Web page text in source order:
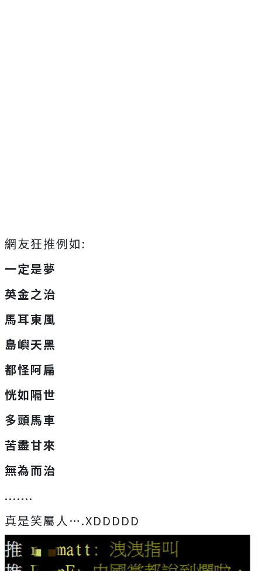
網友狂推例如:
一定是夢
英金之治
馬耳東風
島嶼天黑
都怪阿扁
恍如隔世
多頭馬車
苦盡甘來
無為而治
.......
真是笑屬人….XDDDDD